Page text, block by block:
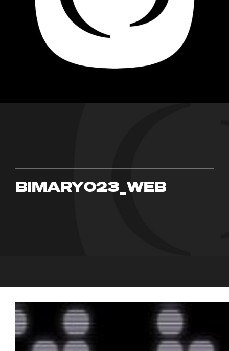
BIMARY023_WEB